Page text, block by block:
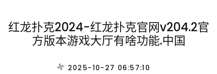
红龙扑克2024-红龙扑克官网v204.2官
方版本游戏大厅有啥功能.中国
2025-10-27 06:57:10